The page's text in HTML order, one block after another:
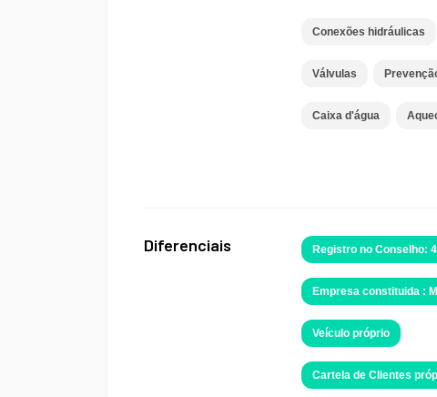
Conexões hidráulicas
Válvulas
Caixa d'água
Diferenciais Registro no Conselho:
Empresa constituida :
Veículo próprio
Cartela de Clientes